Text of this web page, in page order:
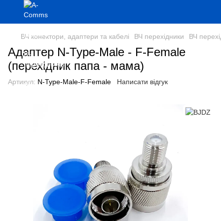
ВЧ конектори, адаптери та кабелі ВЧ перехідники ВЧ
Адаптер N-Type-Male - F-Female
(перехідник папа - мама)
Артикул: N-Type-Male-F-Female Написати відгук